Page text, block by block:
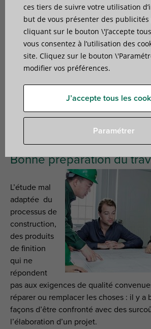
C’est ainsi que
éviterez des
tant
Tous les projets ne se déroulent pas
Parfois, les choses tournent mal et
d’avoir des surcoûts. Une grande
évités. Nous vous aidons à réfléchir
vous donnons des conseils afin d’éviter
Bonne préparation du
L’étude mal
adaptée du
processus de
construction,
des produits
de finition
qui ne
répondent
pas aux exigences de qualité
réparer ou remplacer les choses : il y a
façons d’être confronté avec des
l’élaboration d’un projet.
ces tiers de suivre votre utilisation
but de vous présenter des
cliquant sur le bouton \'J’accepte
vous consentez à l’utilisation des
site. Cliquez sur le bouton
modifier vos préférences.
J’accepte tous les
Paramétrer